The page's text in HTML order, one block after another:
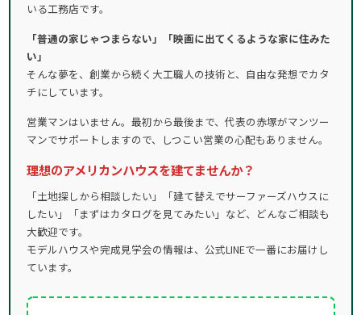
いる工務店です。
「普通の家じゃつまらない」「映画に出てくるような家に住みた
い」
そんな夢を、創業から続く大工職人の技術と、自由な発想でカタ
チにしています。
営業マンはいません。最初から最後まで、代表の赤塚がマンツー
マンでサポートしますので、しつこい営業の心配もありません。
理想のアメリカンハウスを建てませんか？
「土地探しから相談したい」「建て替えでサーファーズハウスに
したい」「まずはカタログを見てみたい」など、どんなご相談も
大歓迎です。
モデルハウスや完成見学会の情報は、公式LINEで一番にお届けし
ています。